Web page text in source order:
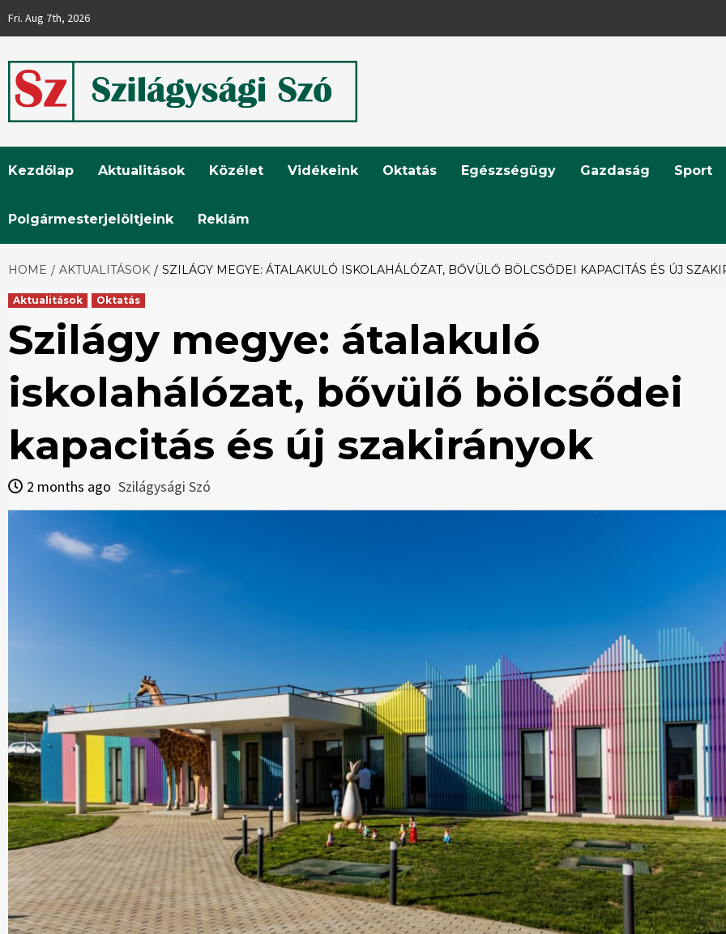
Fri. Aug 7th, 2026
Szilágysági
Szó
Kezdőlap Aktualitások Közélet Vidékeink Oktatás Egészségügy Gazdaság Sport
Polgármesterjelöltjeink Reklám
HOME AKTUALITÁSOK SZILÁGY MEGYE: ÁTALAKULÓ ISKOLAHÁLÓZAT, BŐVÜLŐ BÖLCSŐDEI KAPACITÁS ÉS ÚJ
Aktualitások Oktatás
Szilágy megye: átalakuló
iskolahálózat, bővülő bölcsődei
kapacitás és új szakirányok
2 months ago Szilágysági Szó